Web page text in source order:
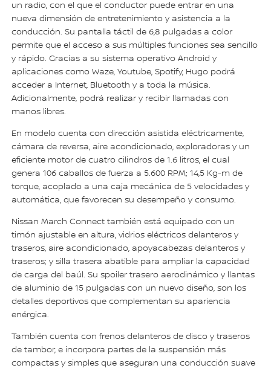
un radio, con el que el conductor puede entrar en una
nueva dimensión de entretenimiento y asistencia a la
conducción. Su pantalla táctil de 6,8 pulgadas a color
permite que el acceso a sus múltiples funciones sea sencillo
y rápido. Gracias a su sistema operativo Android y
aplicaciones como Waze, Youtube, Spotify, Hugo podrá
acceder a Internet, Bluetooth y a toda la música.
Adicionalmente, podrá realizar y recibir llamadas con
manos libres.
En modelo cuenta con dirección asistida eléctricamente,
cámara de reversa, aire acondicionado, exploradoras y un
eficiente motor de cuatro cilindros de 1.6 litros, el cual
genera 106 caballos de fuerza a 5.600 RPM; 14,5 Kg-m de
torque, acoplado a una caja mecánica de 5 velocidades y
automática, que favorecen su desempeño y consumo.
Nissan March Connect también está equipado con un
timón ajustable en altura, vidrios eléctricos delanteros y
traseros, aire acondicionado, apoyacabezas delanteros y
traseros; y silla trasera abatible para ampliar la capacidad
de carga del baúl. Su spoiler trasero aerodinámico y llantas
de aluminio de 15 pulgadas con un nuevo diseño, son los
detalles deportivos que complementan su apariencia
enérgica.
También cuenta con frenos delanteros de disco y traseros
de tambor, e incorpora partes de la suspensión más
compactas y simples que aseguran una conducción suave